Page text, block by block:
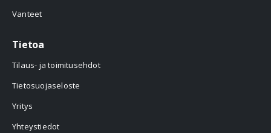
Vanteet
Tietoa
Tilaus- ja toimitusehdot
Tietosuojaseloste
Yritys
Yhteystiedot